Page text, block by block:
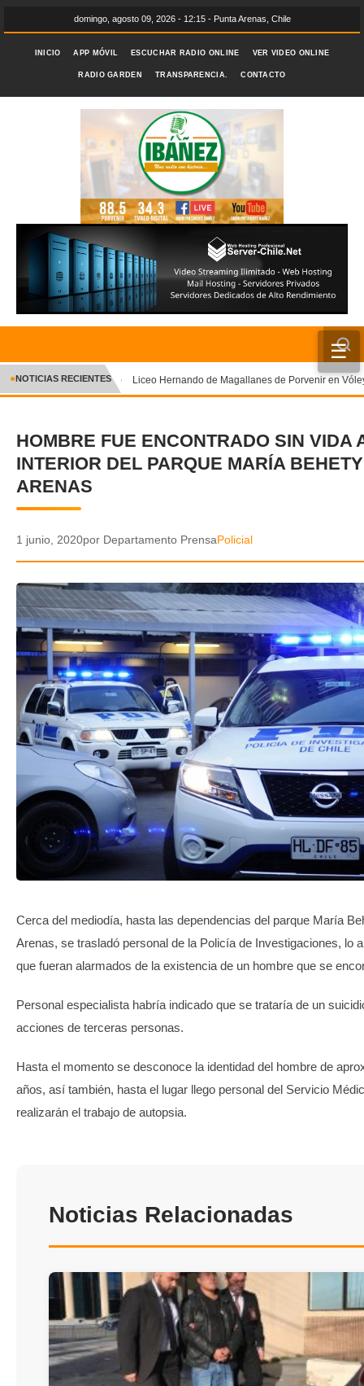
domingo, agosto 09, 2026 - 12:15 - Punta Arenas, Chile
INICIO APP MÓVIL ESCUCHAR RADIO ONLINE VER VIDEO ONLINE
RADIO GARDEN TRANSPARENCIA. CONTACTO
☰
INICIO
CRÓNICA
DEPORTES
ENTRETENIMIENTO Y CULTURA
AUDIOS
VIDEOS
GALERIA DE FOTOS
APP MÓVIL
TRANSPARENCIA
✕
●NOTICIAS RECIENTES Liceo Hernando de Magallanes de Porvenir en
HOMBRE FUE ENCONTRADO SIN VIDA
INTERIOR DEL PARQUE MARÍA
ARENAS
1 junio, 2020por Departamento PrensaPolicial
Cerca del mediodía, hasta las dependencias del parque María
Arenas, se trasladó personal de la Policía de Investigaciones, lo
que fueran alarmados de la existencia de un hombre que se
Personal especialista habría indicado que se trataría de un
acciones de terceras personas.
Hasta el momento se desconoce la identidad del hombre de
años, así también, hasta el lugar llego personal del Servicio
realizarán el trabajo de autopsia.
Noticias Relacionadas